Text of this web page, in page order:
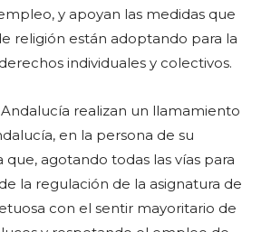
y apoyan las medidas que
religión están adoptando para la
individuales y colectivos.
realizan un llamamiento
en la persona de su
que, agotando todas las vías para
la regulación de la asignatura de
con el sentir mayoritario de